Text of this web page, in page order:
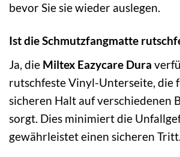
bevor Sie sie wieder auslegen.
Ist die Schmutzfangmatte
Ja, die Miltex Eazycare Dura
rutschfeste Vinyl-Unterseite, die
sicheren Halt auf verschiedenen
sorgt. Dies minimiert die
gewährleistet einen sicheren Tritt.